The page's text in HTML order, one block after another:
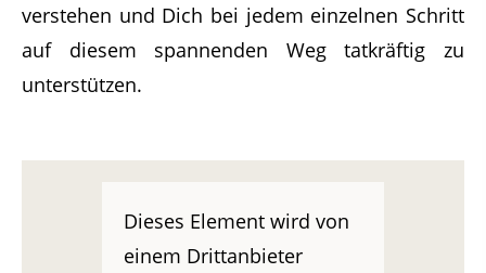
verstehen und Dich bei jedem einzelnen Schritt
auf diesem spannenden Weg tatkräftig zu
unterstützen.
Dieses Element wird von
einem Drittanbieter